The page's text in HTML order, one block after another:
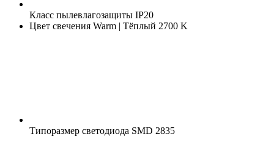
Класс пылевлагозащиты IP20
Цвет свечения Warm | Тёплый 2700 K
Типоразмер светодиода SMD 2835